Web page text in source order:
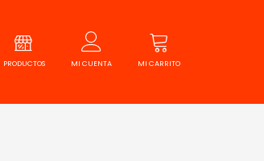
PRODUCTOS MI CUENTA MI CARRITO